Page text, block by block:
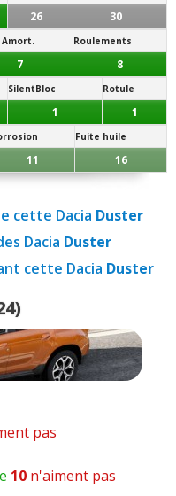
26 30
Amort. Roulements
7 8
SilentBloc Rotule
1 1
Fuite huile
11 16
cette Dacia Duster
Dacia Duster
cette Dacia Duster
pas
10 n'aiment pas